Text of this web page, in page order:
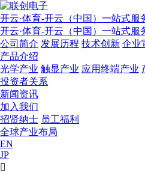
开云·体育-开云（中国）一站式服
开云·体育-开云（中国）一站式服
公司简介 发展历程 技术创新 企业
产品介绍
光学产业 触显产业 应用终端产业
投资者关系
新闻资讯
加入我们
招贤纳士 员工福利
全球产业布局
EN
JP
